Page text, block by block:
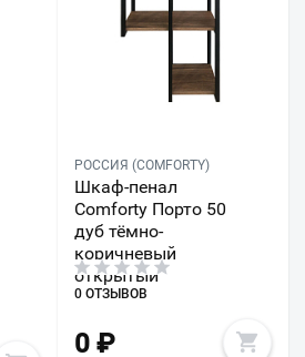
РОССИЯ (COMFORTY)
Шкаф-пенал
Comforty Порто 50
дуб тёмно-
коричневый
открытый
0 ОТЗЫВОВ
0₽